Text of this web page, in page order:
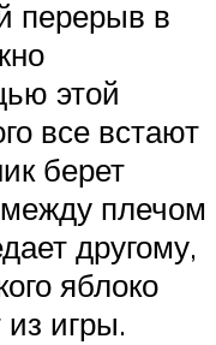
перерыв в
этой
все встают
берет
плечом
другому,
яблоко
игры.